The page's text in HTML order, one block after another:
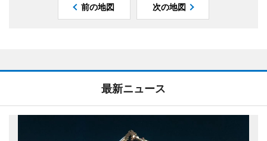
前の地図 次の地図
最新ニュース